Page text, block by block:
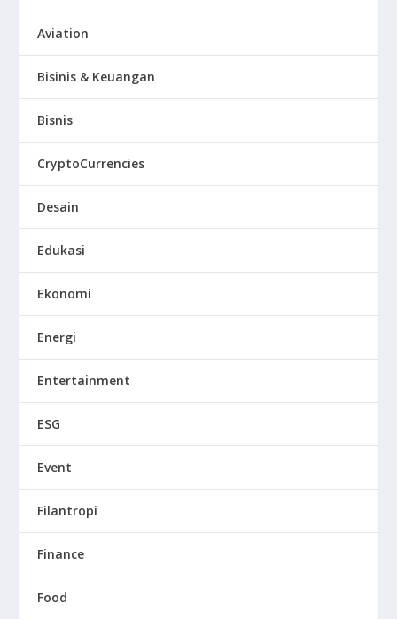
Aviation
Bisinis & Keuangan
Bisnis
CryptoCurrencies
Desain
Edukasi
Ekonomi
Energi
Entertainment
ESG
Event
Filantropi
Finance
Food